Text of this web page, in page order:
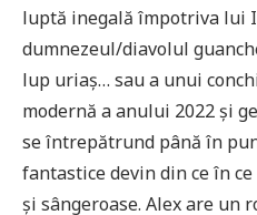
luptă inegală împotriva lui
dumnezeul/diavolul
lup uriaș… sau a unui
modernă a anului 2022 și
se întrepătrund până în
fantastice devin din ce în
și sângeroase. Alex are un